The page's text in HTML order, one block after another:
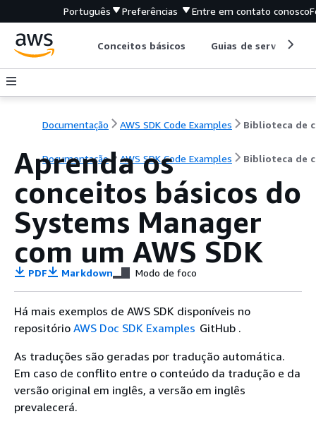
Português Preferências Entre em contato conosco
Conceitos básicos Guias de serviço
Documentação AWS SDK Code Examples
Documentação AWS SDK Code Examples Biblioteca de
Aprenda os
conceitos básicos do
Systems Manager
com um AWS SDK
PDF Markdown Modo de foco
Há mais exemplos de AWS SDK disponíveis no
repositório AWS Doc SDK Examples GitHub .
As traduções são geradas por tradução automática.
Em caso de conflito entre o conteúdo da tradução e da
versão original em inglês, a versão em inglês
prevalecerá.